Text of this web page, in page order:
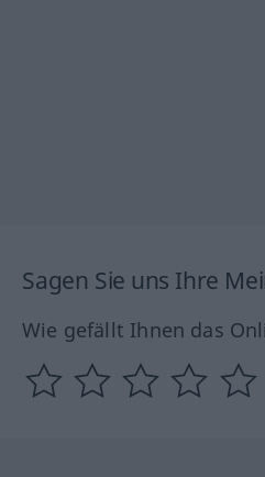
Sagen Sie uns Ihre
Wie gefällt Ihnen das